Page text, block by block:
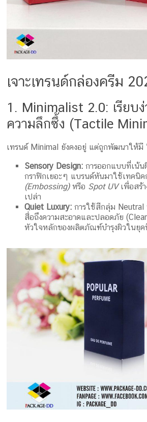
กล่อง
อาหาร
เสริม
ผลิต
บรรจุ
ภัณฑ์
เจาะเทรนด์กล่องครีม
1. Minimalist 2.0: เรียบ
ความลึกซึ้ง (Tactile
เทรนด์ Minimal ยังคงอยู่ แต่ถูกพัฒนาให้มี
Sensory Design: การออกแบบที่เน้
กราฟิกเยอะๆ แบรนด์หันมาใช้เทคนิค
(Embossing)หรือ Spot UVเพื่อสร้า
เปล่า
Quiet Luxury: การใช้สีกลุ่ม Neutral
สื่อถึงความสะอาดและปลอดภัย
หัวใจหลักของผลิตภัณฑ์บำรุงผิวในยุค